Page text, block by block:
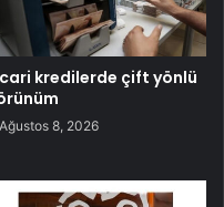
kredilerde çift yönlü
Ağustos 8, 2026